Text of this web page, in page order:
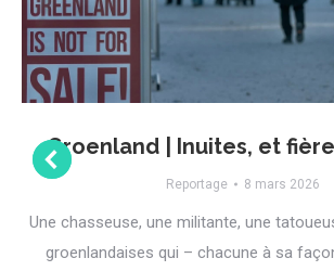
Groenland | Inuites, et
Reportage 8 mars 2026
Une chasseuse, une militante, une
groenlandaises qui – chacune à sa